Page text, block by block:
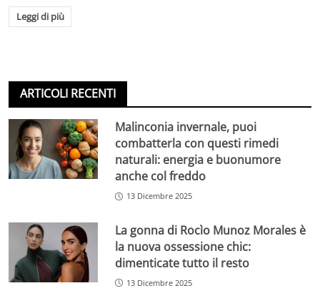
Leggi di più
ARTICOLI RECENTI
Malinconia invernale, puoi
combatterla con questi rimedi
naturali: energia e buonumore
anche col freddo
13 Dicembre 2025
La gonna di Rocìo Munoz Morales è
la nuova ossessione chic:
dimenticate tutto il resto
13 Dicembre 2025